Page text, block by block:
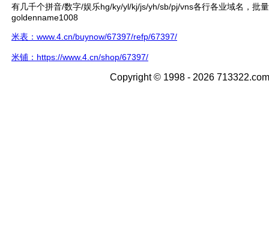
有几千个拼音/数字/娱乐hg/ky/yl/kj/js/yh/sb/pj/vns各行各业域名，批
goldenname1008
米表：www.4.cn/buynow/67397/refp/67397/
米铺：https://www.4.cn/shop/67397/
Copyright © 1998 - 2026